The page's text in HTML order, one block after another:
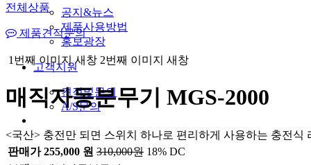
공지&뉴스
제품사용방법
홍보광장
고객지원
견적및문의
A/S문의
전체상품
제품견적문의
1번째 이미지 새창 2번째 이미지 새창
매직자동분무기 MGS-2000
<국산> 충전만 되면 스위치 하나로 편리하게 사용하는 충전식
판매가 255,000 원 310,000원 18% DC